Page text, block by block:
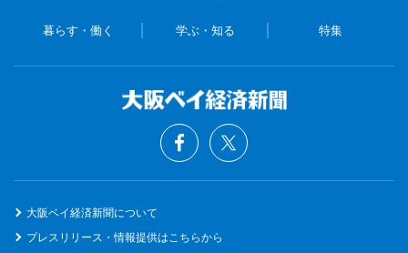
暮らす・働く 学ぶ・知る 特集
大阪ベイ経済新聞について
プレスリリース・情報提供はこちらから